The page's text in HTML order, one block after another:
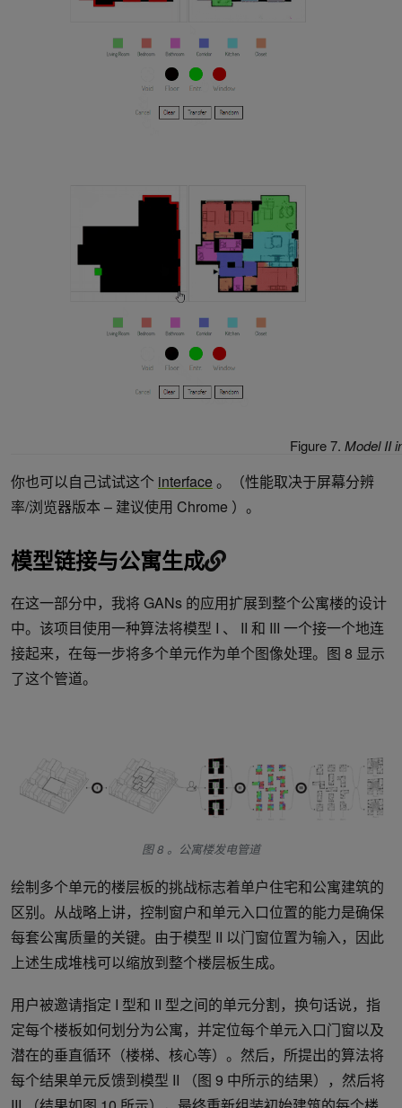
Figure 7. Model II
你也可以自己试试这个 interface 。（性能取决于屏幕分辨
率/浏览器版本 – 建议使用 Chrome ）。
模型链接与公寓生成
在这一部分中，我将 GANs 的应用扩展到整个公寓楼的设计
中。该项目使用一种算法将模型 I 、 II 和 III 一个接一个地连
接起来，在每一步将多个单元作为单个图像处理。图 8 显示
了这个管道。
图 8 。公寓楼发电管道
绘制多个单元的楼层板的挑战标志着单户住宅和公寓建筑的
区别。从战略上讲，控制窗户和单元入口位置的能力是确保
每套公寓质量的关键。由于模型 II 以门窗位置为输入，因此
上述生成堆栈可以缩放到整个楼层板生成。
用户被邀请指定 I 型和 II 型之间的单元分割，换句话说，指
定每个楼板如何划分为公寓，并定位每个单元入口门窗以及
潜在的垂直循环（楼梯、核心等）。然后，所提出的算法将
每个结果单元反馈到模型 II （图 9 中所示的结果），然后将